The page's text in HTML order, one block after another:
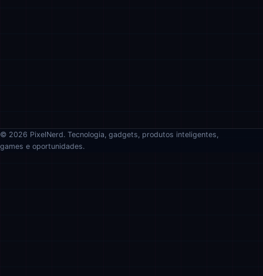
© 2026 PixelNerd. Tecnologia, gadgets, produtos inteligentes,
games e oportunidades.